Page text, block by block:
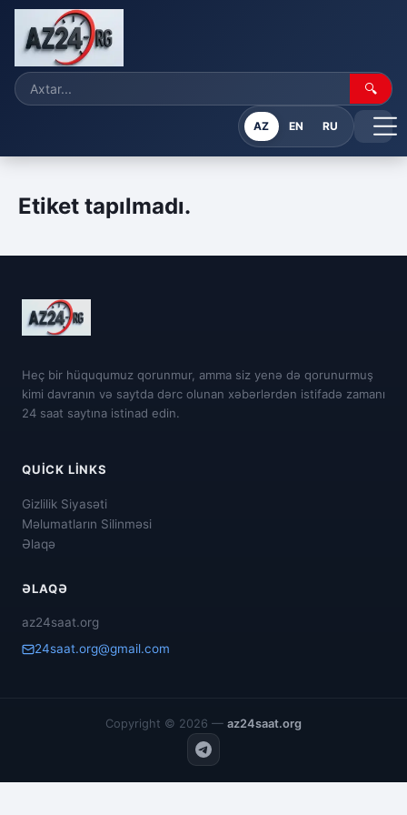
🔍
AZ EN RU
Etiket tapılmadı.
Heç bir hüququmuz qorunmur, amma siz yenə də qorunurmuş
kimi davranın və saytda dərc olunan xəbərlərdən istifadə zamanı
24 saat saytına istinad edin.
QUICK LINKS
Gizlilik Siyasəti
Məlumatların Silinməsi
Əlaqə
ƏLAQƏ
az24saat.org
24saat.org@gmail.com
Copyright © 2026 — az24saat.org